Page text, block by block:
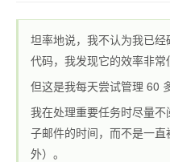
坦率地说，我不认为我已
代码，我发现它的效率非常
但这是我每天尝试管理 60
我在处理重要任务时尽量
子邮件的时间，而不是一
外）。